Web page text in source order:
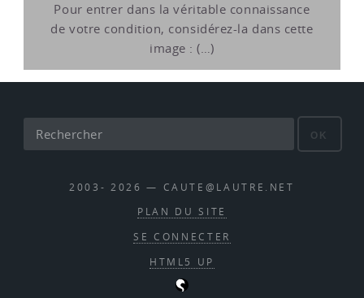
Pour entrer dans la véritable connaissance
de votre condition, considérez-la dans cette
image : (…)
OK
2003- 2026 — CAUTE@LAUTRE.NET
PLAN DU SITE
SE CONNECTER
HTML5 UP